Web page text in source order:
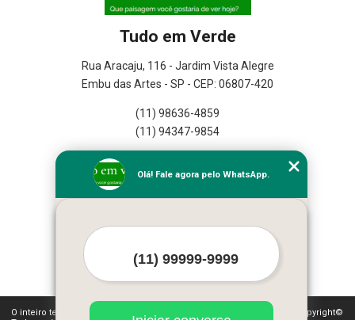
Tudo em Verde
Rua Aracaju, 116 - Jardim Vista Alegre
Embu das Artes - SP - CEP: 06807-420
(11) 98636-4859
(11) 94347-9854
Empresa
Missão
Mapa do site
Mais Serviços
O inteiro teor deste site está sujeito à proteção de direitos autorais. Copyright©
Olá! Fale agora pelo WhatsApp.